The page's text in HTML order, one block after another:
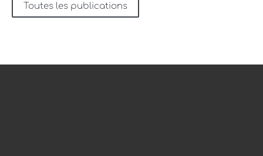
Toutes les publications